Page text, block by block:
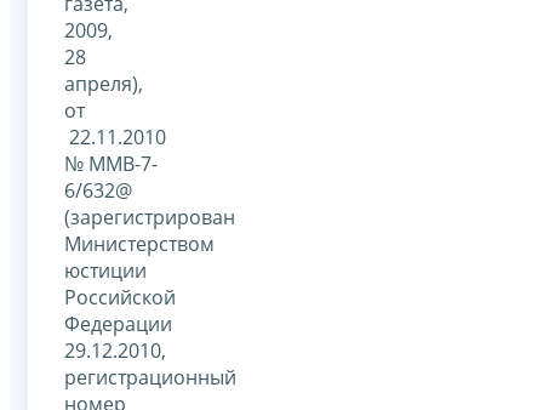
2009,
28
апреля),
от
22.11.2010
№ ММВ-7-
6/632@
(зарегистрирован
Министерством
юстиции
Российской
Федерации
29.12.2010,
регистрационный
номер